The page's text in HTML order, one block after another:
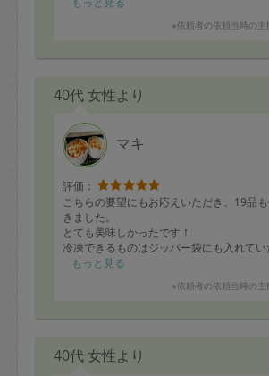
※依頼者の依頼当時の主
40代 女性より
マキ
評価：
こちらの要望にもお応えいただき、19品
きました。
とても美味しかったです！
冷凍できるものはジッパー袋にも入れて
です！ありがとうございました！
もっと見る
※依頼者の依頼当時の主
40代 女性より